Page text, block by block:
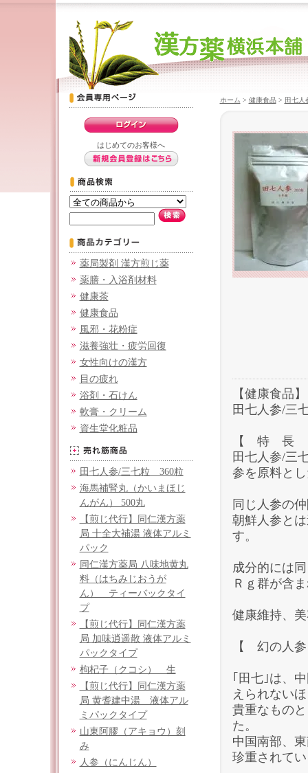
はじめてのお客様へ
薬局製剤 漢方煎じ薬
薬膳・入浴剤材料
健康茶
健康食品
風邪・花粉症
滋養強壮・疲労回復
女性向けの漢方
目の疲れ
浴剤・石けん
軟膏・クリーム
資生堂化粧品
田七人参/三七粒 360粒
海馬補腎丸（かいまほじ
んがん） 500丸
【煎じ代行】同仁漢方薬
局 十全大補湯 液体アルミ
パック
同仁漢方薬局 八味地黄丸
料（はちみじおうが
ん） ティーバックタイ
プ
【煎じ代行】同仁漢方薬
局 加味逍遥散 液体アルミ
パックタイプ
枸杞子（クコシ） 生
【煎じ代行】同仁漢方薬
局 黄耆建中湯 液体アル
ミパックタイプ
山東阿膠（アキョウ）刻
み
人参（にんじん）
ホーム > 健康食品> 田七人
【健康食品】
田七人参/三
【 特 長
田七人参/三
参を原料と
同じ人参の
朝鮮人参と
す。
成分的には
Ｒｇ群が含
健康維持、
【 幻の人
｢田七｣は、
えられない
貴重なもの
た。
中国南部、
珍重されて